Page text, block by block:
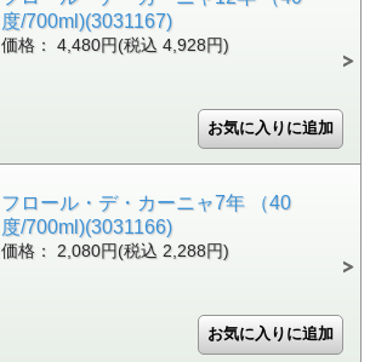
度/700ml)(3031167)
価格： 4,480円(税込 4,928円)
フロール・デ・カーニャ7年 （40
度/700ml)(3031166)
価格： 2,080円(税込 2,288円)